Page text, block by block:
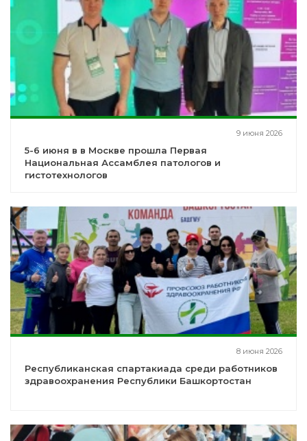
9 июня 2026
5-6 июня в в Москве прошла Первая
Национальная Ассамблея патологов и
гистотехнологов
8 июня 2026
Республиканская спартакиада среди работников
здравоохранения Республики Башкортостан